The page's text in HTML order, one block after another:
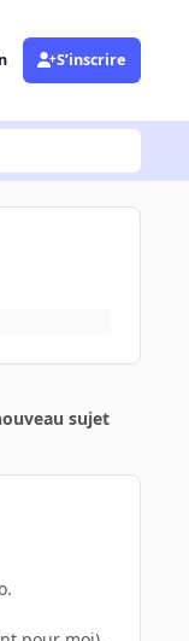
S’inscrire
sujet